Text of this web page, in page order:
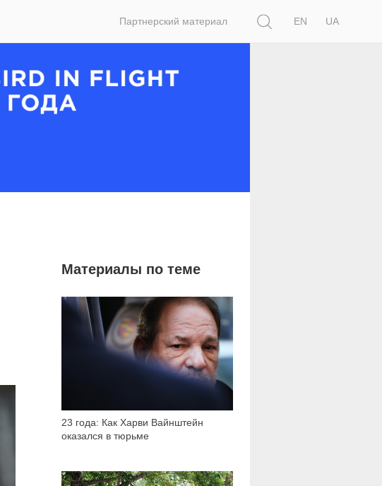
Партнерский материал
EN
UA
Материалы по теме
23 года: Как Харви Вайнштейн
оказался в тюрьме
5 998